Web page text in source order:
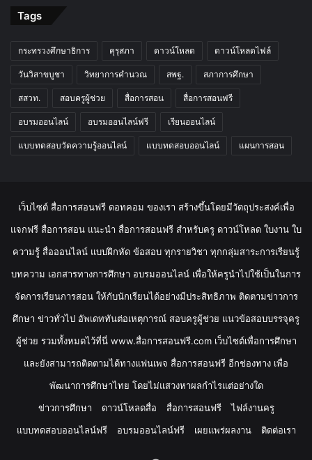
Tags
กระทรวงศึกษาธิการ คุรุสภา ดาวน์โหลด ดาวน์โหลดไฟล์
วันวิสาขบูชา วิทยาการคำนวณ สพฐ. สภาการศึกษา
สสวท. สอบครูผู้ช่วย สื่อการสอน สื่อการสอนฟรี
อบรมออนไลน์ อบรมออนไลน์ฟรี เรียนออนไลน์
แบบทดสอบวัดความรู้ออนไลน์ แบบทดสอบออนไลน์ แผนการสอน
เว็บไซต์ สื่อการสอนฟรี ดอทคอม ของเรา สร้างขึ้นโดยมีวัตถุประสงค์เพื่อ
แจกฟรี สื่อการสอน แนะนำ สื่อการสอนฟรี สำหรับครู ดาวน์โหลด ใบงาน ใบ
ความรู้ สื่อออนไลน์ แบบฝึกหัด ข้อสอบ ทุกรายวิชา ทุกกลุ่มสาระการเรียนรู้
บทความ เอกสารทางการศึกษา อบรมออนไลน์ เพื่อให้ครูนำไปใช้เป็นในการ
จัดการเรียนการสอน ให้กับนักเรียนได้อย่างมีประสิทธิภาพ ติดตามข่าวการ
ศึกษา ข่าวทั่วไป อัพเดททันต่อเหตุการณ์ สอบครูผู้ช่วย แนวข้อสอบบรรจุครู
ผู้ช่วย รวมทั้งหมดไว้ที่นี่ www.สื่อการสอนฟรี.com เว็บไซต์เพื่อการศึกษา
และยังสามารถติดตามได้ทางแฟนเพจ สื่อการสอนฟรี อีกช่องทาง เพื่อ
พัฒนาการศึกษาไทย โดยไม่แสวงหาผลกำไรแต่อย่างใด
ข่าวการศึกษา
ดาวน์โหลดสื่อ สื่อการสอนฟรี
ไฟล์งานครู
แบบทดสอบออนไลน์ฟรี
อบรมออนไลน์ฟรี เผยแพร่ผลงาน ติดต่อเรา